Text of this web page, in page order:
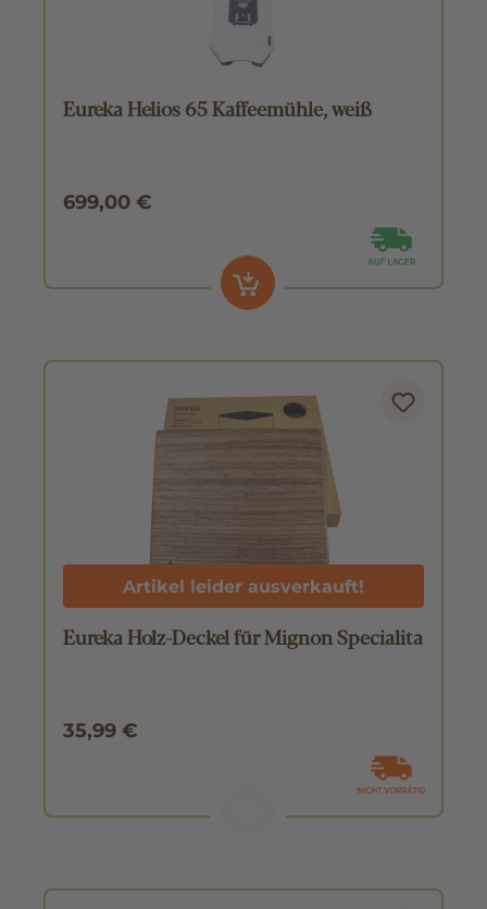
Eureka Helios 65 Kaffeemühle, weiß
699,00 €
Artikel leider ausverkauft!
Eureka Holz-Deckel für Mignon Specialita
35,99 €